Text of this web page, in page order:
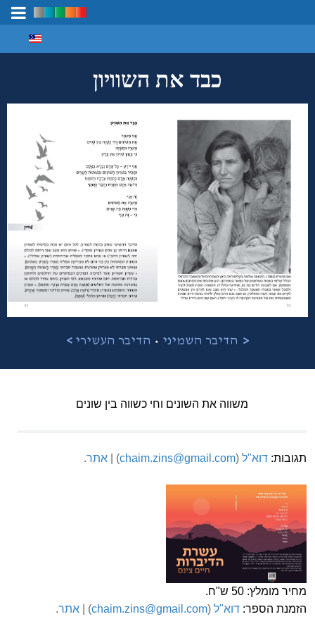
כבד את השוויון
< הדיבר השמיני • הדיבר העשירי >
משווה את השונים וחי כשווה בין שונים
תגובות: דוא"ל (
chaim.zins@gmail.com
) | אתר.
מחיר מומלץ: 50 ש"ח.
הזמנת הספר: דוא"ל (
chaim.zins@gmail.com
) | אתר.